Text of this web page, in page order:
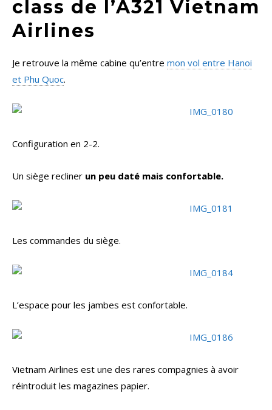
class de l’A321 Vietnam
Airlines
Je retrouve la même cabine qu’entre mon vol entre Hanoi
et Phu Quoc.
Configuration en 2-2.
Un siège recliner un peu daté mais confortable.
Les commandes du siège.
L’espace pour les jambes est confortable.
Vietnam Airlines est une des rares compagnies à avoir
réintroduit les magazines papier.